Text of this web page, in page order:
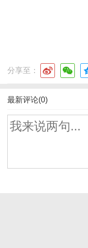
分享至：
最新评论(0)